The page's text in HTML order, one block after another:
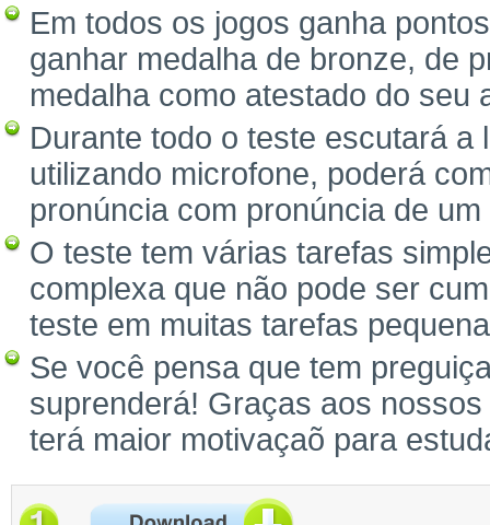
Em todos os jogos ganha
ganhar medalha de bronze, de
medalha como atestado do seu
Durante todo o teste escutará
utilizando microfone, poderá
pronúncia com pronúncia de um
O teste tem várias tarefas
complexa que não pode ser
teste em muitas tarefas
Se você pensa que tem
suprenderá! Graças aos
terá maior motivaçaõ para